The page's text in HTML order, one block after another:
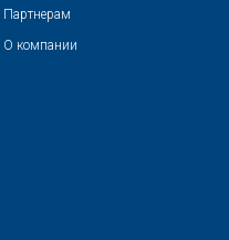
Партнерам
О компании